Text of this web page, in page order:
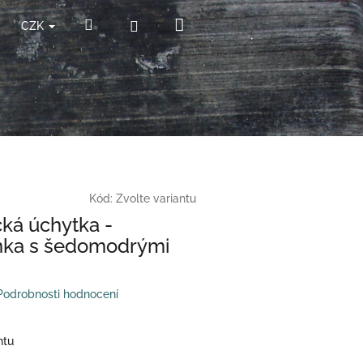
CZK HledatPřihlášeníNákupní
košík
Kód: Zvolte variantu
úchytka -
s šedomodrými
hodnocení